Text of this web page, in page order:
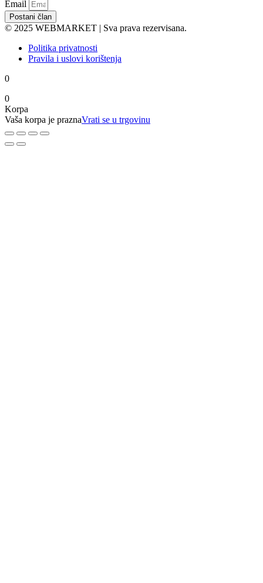
Email
Postani član
© 2025 WEBMARKET | Sva prava rezervisana.
Politika privatnosti
Pravila i uslovi korištenja
0
0
Korpa
Vaša korpa je praznaVrati se u trgovinu